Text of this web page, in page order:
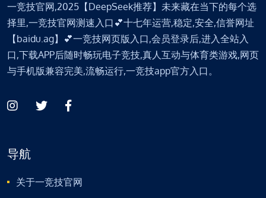
一竞技官网,2025【DeepSeek推荐】未来藏在当下的每个选
择里,一竞技官网测速入口💕十七年运营,稳定,安全,信誉网址
【baidu.ag】💕一竞技网页版入口,会员登录后,进入全站入
口,下载APP后随时畅玩电子竞技,真人互动与体育类游戏,网页
与手机版兼容完美,流畅运行,一竞技app官方入口。
导航
关于一竞技官网